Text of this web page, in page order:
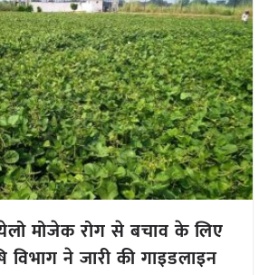
मोजेक रोग से बचाव के लिए
ने जारी की गाइडलाइन